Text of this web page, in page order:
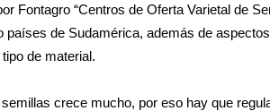
Fontagro “Centros de Oferta Varietal de
países de Sudamérica, además de
de material.
crece mucho, por eso hay que